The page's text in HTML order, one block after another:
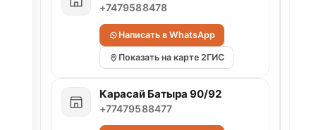
+7479588478
Написать в WhatsApp
Показать на карте 2ГИС
Карасай Батыра 90/92
+77479588477